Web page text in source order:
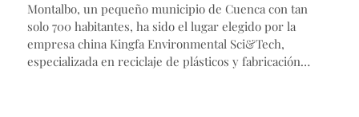
Montalbo, un pequeño municipio de Cuenca con tan
solo 700 habitantes, ha sido el lugar elegido por la
empresa china Kingfa Environmental Sci&Tech,
especializada en reciclaje de plásticos y fabricación…